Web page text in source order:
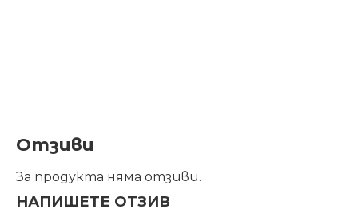
Отзиви
За продукта няма отзиви.
НАПИШЕТЕ ОТЗИВ